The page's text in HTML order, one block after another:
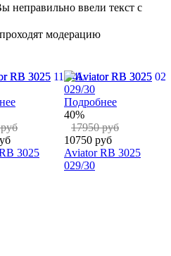
неправильно ввели текст с
модерацию
3025
Подробнее
40%
17950 руб
10750 руб
Aviator RB 3025
029/30